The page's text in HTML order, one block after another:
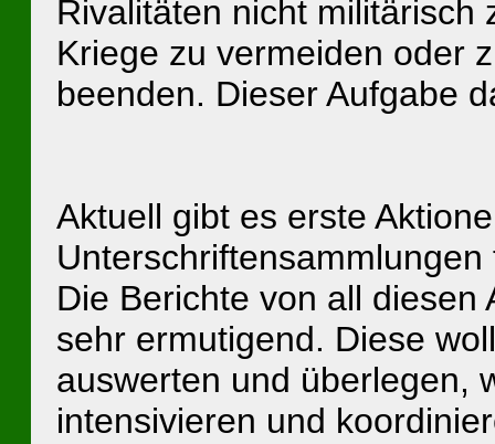
Rivalitäten nicht militärisch
Kriege zu vermeiden oder
beenden. Dieser Aufgabe
Aktuell gibt es erste
Die Berichte von all
sehr ermutigend. Diese
auswerten und überlegen,
intensivieren und